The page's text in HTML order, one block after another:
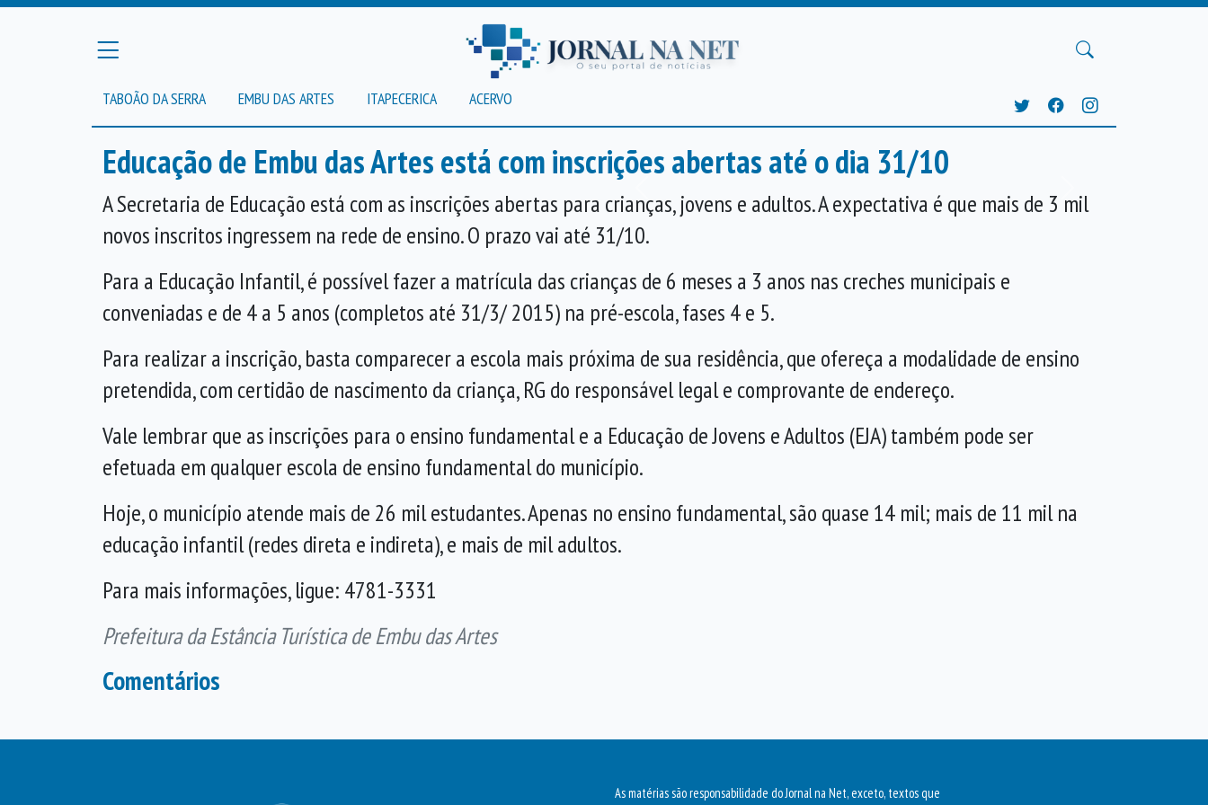
TABOÃO DA SERRA EMBU DAS ARTES ITAPECERICA ACERVO
Educação de Embu das Artes está com inscrições abertas até o dia 31/10
Anterior Próxima
A Secretaria de Educação está com as inscrições abertas para crianças, jovens e adultos. A expectativa é que mais de 3 mil
novos inscritos ingressem na rede de ensino. O prazo vai até 31/10.
Para a Educação Infantil, é possível fazer a matrícula das crianças de 6 meses a 3 anos nas creches municipais e
conveniadas e de 4 a 5 anos (completos até 31/3/ 2015) na pré-escola, fases 4 e 5.
Para realizar a inscrição, basta comparecer a escola mais próxima de sua residência, que ofereça a modalidade de ensino
pretendida, com certidão de nascimento da criança, RG do responsável legal e comprovante de endereço.
Vale lembrar que as inscrições para o ensino fundamental e a Educação de Jovens e Adultos (EJA) também pode ser
efetuada em qualquer escola de ensino fundamental do município.
Hoje, o município atende mais de 26 mil estudantes. Apenas no ensino fundamental, são quase 14 mil; mais de 11 mil na
educação infantil (redes direta e indireta), e mais de mil adultos.
Para mais informações, ligue: 4781-3331
Prefeitura da Estância Turística de Embu das Artes
Comentários
As matérias são responsabilidade do Jornal na Net, exceto, textos que